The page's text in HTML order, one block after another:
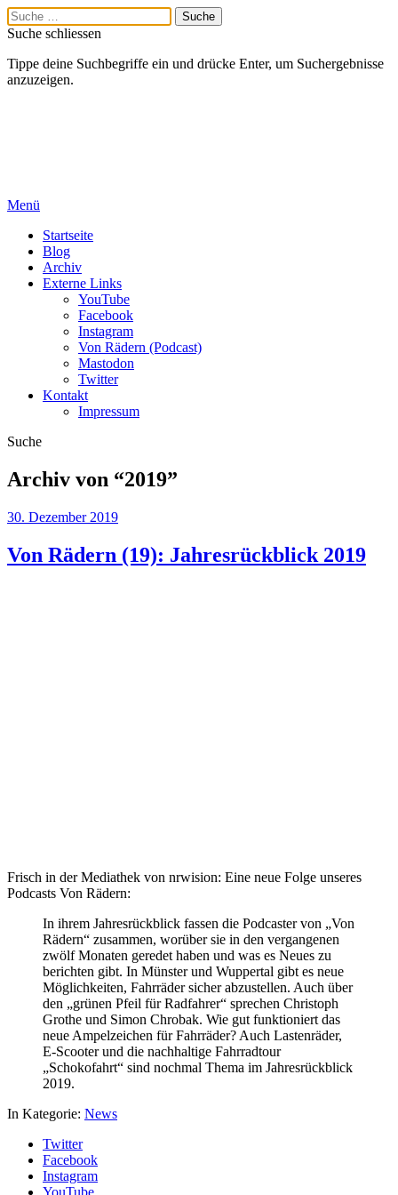
Suche schliessen
Tippe deine Suchbegriffe ein und drücke Enter, um Suchergebnisse
anzuzeigen.
Menü
Startseite
Blog
Archiv
Externe Links
YouTube
Facebook
Instagram
Von Rädern (Podcast)
Mastodon
Twitter
Kontakt
Impressum
Suche
Archiv von “2019”
30. Dezember 2019
Von Rädern (19): Jahresrückblick 2019
Frisch in der Mediathek von nrwision: Eine neue Folge unseres
Podcasts Von Rädern:
In ihrem Jahresrückblick fassen die Podcaster von „Von
Rädern“ zusammen, worüber sie in den vergangenen
zwölf Monaten geredet haben und was es Neues zu
berichten gibt. In Münster und Wuppertal gibt es neue
Möglichkeiten, Fahrräder sicher abzustellen. Auch über
den „grünen Pfeil für Radfahrer“ sprechen Christoph
Grothe und Simon Chrobak. Wie gut funktioniert das
neue Ampelzeichen für Fahrräder? Auch Lastenräder,
E-Scooter und die nachhaltige Fahrradtour
„Schokofahrt“ sind nochmal Thema im Jahresrückblick
2019.
In Kategorie: News
Twitter
Facebook
Instagram